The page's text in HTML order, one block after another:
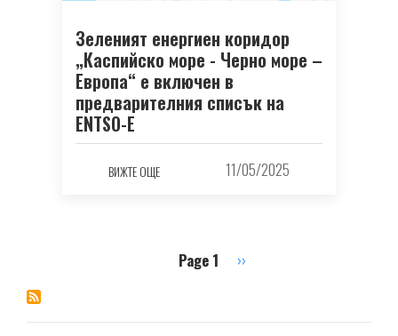
Зеленият енергиен коридор
„Каспийско море - Черно море –
Европа“ е включен в
предварителния списък на
ENTSO-Е
ВИЖТЕ ОЩЕ 11/05/2025
Page 1
Next
››